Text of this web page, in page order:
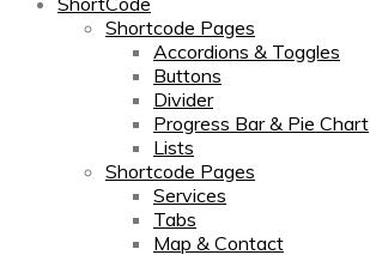
Shortcode Pages
Accordions & Toggles
Buttons
Divider
Progress Bar & Pie Chart
Lists
Shortcode Pages
Services
Tabs
Map & Contact